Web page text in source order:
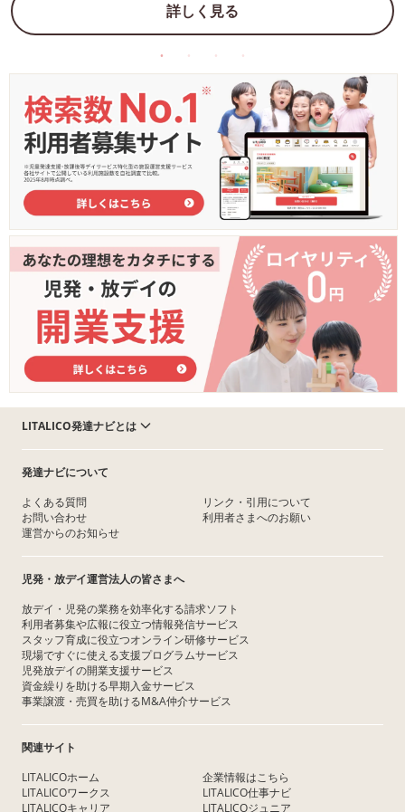
詳しく見る
LITALICO発達ナビとは
発達ナビについて
よくある質問
お問い合わせ
運営からのお知らせ
リンク・引用について
利用者さまへのお願い
児発・放デイ運営法人の皆さまへ
放デイ・児発の業務を効率化する請求ソフト
利用者募集や広報に役立つ情報発信サービス
スタッフ育成に役立つオンライン研修サービス
現場ですぐに使える支援プログラムサービス
児発放デイの開業支援サービス
資金繰りを助ける早期入金サービス
事業譲渡・売買を助けるM&A仲介サービス
関連サイト
LITALICOホーム
LITALICOワークス
LITALICOキャリア
企業情報はこちら
LITALICO仕事ナビ
LITALICOジュニア